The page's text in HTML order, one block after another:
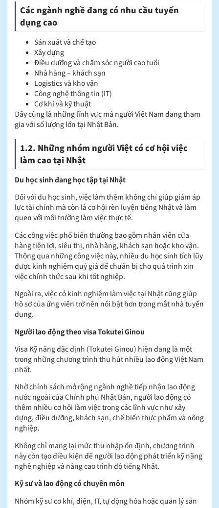
Các ngành nghề đang có nhu cầu tuyển
dụng cao
Sản xuất và chế tạo
Xây dựng
Điều dưỡng và chăm sóc người cao tuổi
Nhà hàng – khách sạn
Logistics và kho vận
Công nghệ thông tin (IT)
Cơ khí và kỹ thuật
Đây cũng là những lĩnh vực mà người Việt Nam đang tham
gia với số lượng lớn tại Nhật Bản.
1.2. Những nhóm người Việt có cơ hội việc
làm cao tại Nhật
Du học sinh đang học tập tại Nhật
Đối với du học sinh, việc làm thêm không chỉ giúp giảm áp
lực tài chính mà còn là cơ hội rèn luyện tiếng Nhật và làm
quen với môi trường làm việc thực tế.
Các công việc phổ biến thường bao gồm nhân viên cửa
hàng tiện lợi, siêu thị, nhà hàng, khách sạn hoặc kho vận.
Thông qua những công việc này, nhiều du học sinh tích lũy
được kinh nghiệm quý giá để chuẩn bị cho quá trình xin
việc chính thức sau khi tốt nghiệp.
Ngoài ra, việc có kinh nghiệm làm việc tại Nhật cũng giúp
hồ sơ của ứng viên trở nên nổi bật hơn trong mắt nhà tuyển
dụng.
Người lao động theo visa Tokutei Ginou
Visa Kỹ năng đặc định (Tokutei Ginou) hiện đang là một
trong những chương trình thu hút nhiều lao động Việt Nam
nhất.
Nhờ chính sách mở rộng ngành nghề tiếp nhận lao động
nước ngoài của Chính phủ Nhật Bản, người lao động có
thêm nhiều cơ hội làm việc trong các lĩnh vực như xây
dựng, điều dưỡng, khách sạn, chế biến thực phẩm và nông
nghiệp.
Không chỉ mang lại mức thu nhập ổn định, chương trình
này còn tạo điều kiện để người lao động phát triển kỹ năng
nghề nghiệp và nâng cao trình độ tiếng Nhật.
Kỹ sư và lao động có chuyên môn
Nhóm kỹ sư cơ khí, điện, IT, tự động hóa hoặc quản lý sản